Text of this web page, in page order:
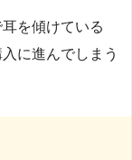
を傾けている
に進んでしまう